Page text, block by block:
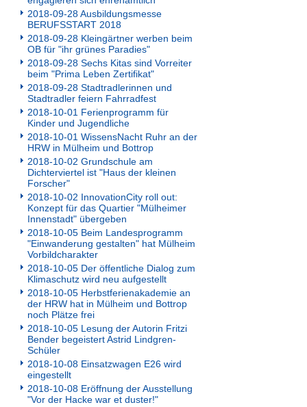
2018-09-28 Ausbildungsmesse
BERUFSSTART 2018
2018-09-28 Kleingärtner werben beim
OB für "ihr grünes Paradies"
2018-09-28 Sechs Kitas sind Vorreiter
beim "Prima Leben Zertifikat"
2018-09-28 Stadtradlerinnen und
Stadtradler feiern Fahrradfest
2018-10-01 Ferienprogramm für
Kinder und Jugendliche
2018-10-01 WissensNacht Ruhr an der
HRW in Mülheim und Bottrop
2018-10-02 Grundschule am
Dichterviertel ist "Haus der kleinen
Forscher"
2018-10-02 InnovationCity roll out:
Konzept für das Quartier "Mülheimer
Innenstadt" übergeben
2018-10-05 Beim Landesprogramm
"Einwanderung gestalten" hat Mülheim
Vorbildcharakter
2018-10-05 Der öffentliche Dialog zum
Klimaschutz wird neu aufgestellt
2018-10-05 Herbstferienakademie an
der HRW hat in Mülheim und Bottrop
noch Plätze frei
2018-10-05 Lesung der Autorin Fritzi
Bender begeistert Astrid Lindgren-
Schüler
2018-10-08 Einsatzwagen E26 wird
eingestellt
2018-10-08 Eröffnung der Ausstellung
"Vor der Hacke war et duster!"